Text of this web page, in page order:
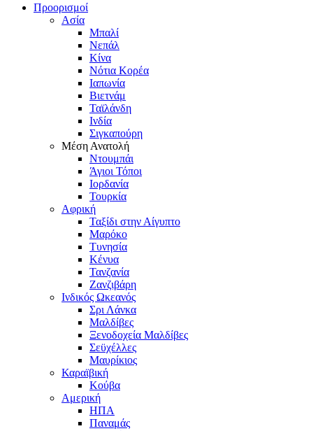
Προορισμοί
Ασία
Μπαλί
Νεπάλ
Κίνα
Νότια Κορέα
Ιαπωνία
Βιετνάμ
Ταϊλάνδη
Ινδία
Σιγκαπούρη
Μέση Ανατολή
Ντουμπάι
Άγιοι Τόποι
Ιορδανία
Τουρκία
Αφρική
Ταξίδι στην Αίγυπτο
Μαρόκο
Τυνησία
Κένυα
Τανζανία
Ζανζιβάρη
Ινδικός Ωκεανός
Σρι Λάνκα
Μαλδίβες
Ξενοδοχεία Μαλδίβες
Σεϋχέλλες
Μαυρίκιος
Καραϊβική
Κούβα
Αμερική
ΗΠΑ
Παναμάς